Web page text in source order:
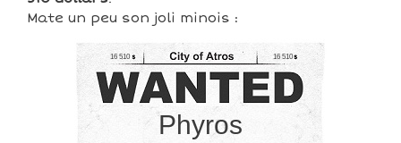
Mate un peu son joli minois :
16 510
Phyros
16 510